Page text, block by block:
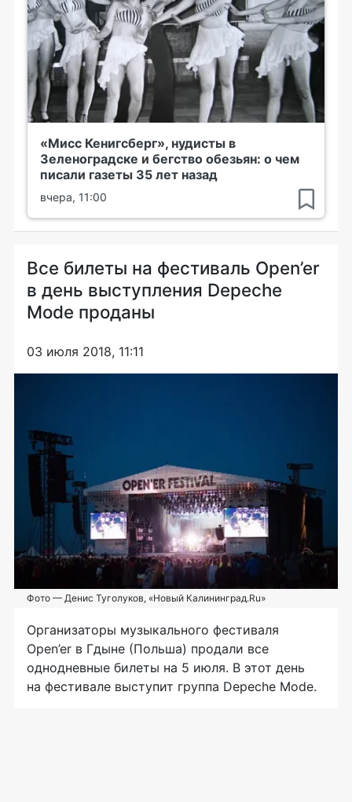
«Мисс Кенигсберг», нудисты в
Зеленоградске и бегство обезьян: о чем
писали газеты 35 лет назад
вчера, 11:00
Все билеты на фестиваль Open’er
в день выступления Depeche
Mode проданы
03 июля 2018, 11:11
Фото — Денис Туголуков, «Новый Калининград.Ru»
Организаторы музыкального фестиваля
Open’er в Гдыне (Польша) продали все
однодневные билеты на 5 июля. В этот день
на фестивале выступит группа Depeche Mode.